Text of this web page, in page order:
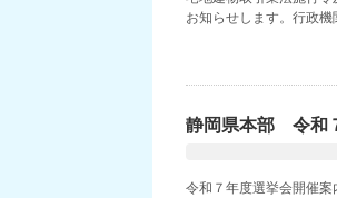
お知らせします。行政
静岡県本部 令和
令和７年度選挙会開催